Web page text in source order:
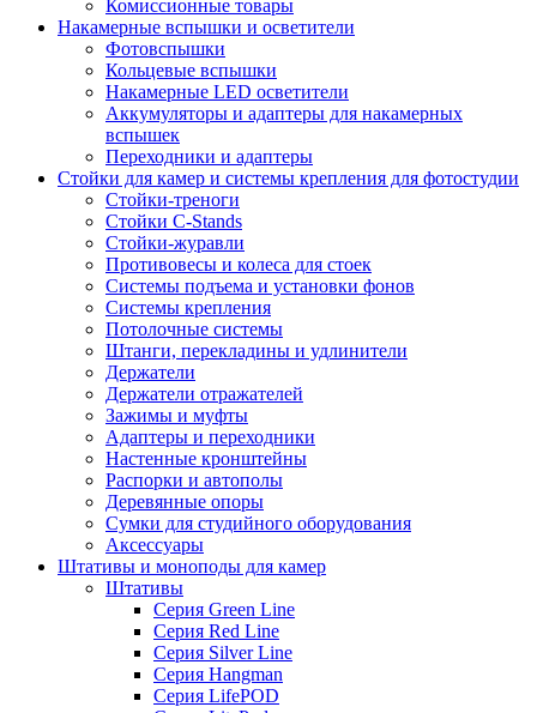
Комиссионные товары
Накамерные вспышки и осветители
Фотовспышки
Кольцевые вспышки
Накамерные LED осветители
Аккумуляторы и адаптеры для накамерных
вспышек
Переходники и адаптеры
Стойки для камер и системы крепления для фотостудии
Стойки-треноги
Стойки C-Stands
Стойки-журавли
Противовесы и колеса для стоек
Системы подъема и установки фонов
Системы крепления
Потолочные системы
Штанги, перекладины и удлинители
Держатели
Держатели отражателей
Зажимы и муфты
Адаптеры и переходники
Настенные кронштейны
Распорки и автополы
Деревянные опоры
Сумки для студийного оборудования
Аксессуары
Штативы и моноподы для камер
Штативы
Серия Green Line
Серия Red Line
Серия Silver Line
Серия Hangman
Серия LifePOD